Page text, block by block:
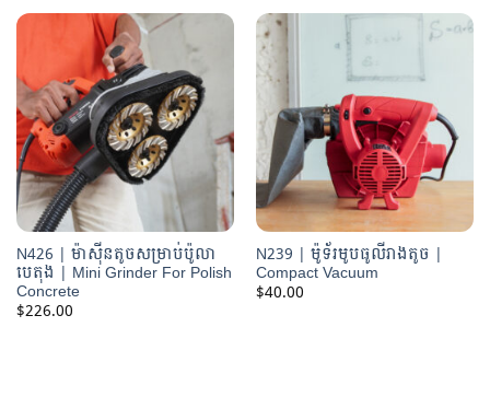
N426 | ម៉ាស៊ីនតូចសម្រាប់ប៉ូលា
បេតុង | Mini Grinder For Polish
Concrete
$226.00
N239 | ម៉ូទ័រមូបធូលីរាងតូច |
Compact Vacuum
$40.00